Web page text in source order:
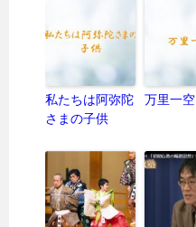
私たちは阿弥陀
さまの子供
万里一空